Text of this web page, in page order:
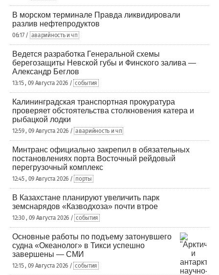
В морском терминале Правда ликвидировали
разлив нефтепродуктов
06:17 / аварийность и чп
Ведется разработка Генеральной схемы
берегозащиты Невской губы и Финского залива —
Александр Беглов
13:15 , 09 Августа 2026 / события
Калининградская транспортная прокуратура
проверяет обстоятельства столкновения катера и
рыбацкой лодки
12:59 , 09 Августа 2026 / аварийность и чп
Минтранс официально закрепил в обязательных
постановлениях порта Восточный рейдовый
перегрузочный комплекс
12:45 , 09 Августа 2026 / порты
В Казахстане планируют увеличить парк
земснарядов «Казводхоза» почти втрое
12:30 , 09 Августа 2026 / события
Основные работы по подъему затонувшего
судна «Океанолог» в Тикси успешно
завершены — СМИ
12:15 , 09 Августа 2026 / события